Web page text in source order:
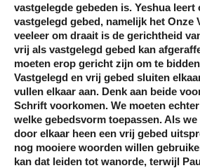
vastgelegde gebeden is. Yeshua leert
vastgelegd gebed, namelijk het Onze
veeleer om draait is de gerichtheid
vrij als vastgelegd gebed kan
moeten erop gericht zijn om te
Vastgelegd en vrij gebed sluiten
vullen elkaar aan. Denk aan beide
Schrift voorkomen. We moeten
welke gebedsvorm toepassen. Als
door elkaar heen een vrij gebed
nog mooiere woorden willen
kan dat leiden tot wanorde, terwijl